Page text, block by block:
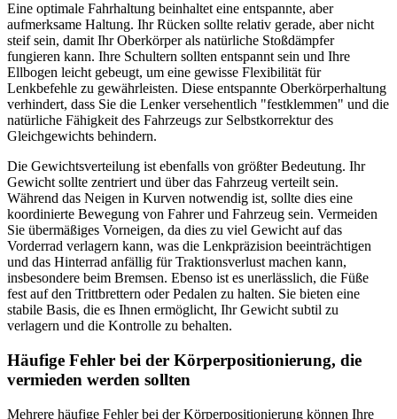
Eine optimale Fahrhaltung beinhaltet eine entspannte, aber
aufmerksame Haltung. Ihr Rücken sollte relativ gerade, aber nicht
steif sein, damit Ihr Oberkörper als natürliche Stoßdämpfer
fungieren kann. Ihre Schultern sollten entspannt sein und Ihre
Ellbogen leicht gebeugt, um eine gewisse Flexibilität für
Lenkbefehle zu gewährleisten. Diese entspannte Oberkörperhaltung
verhindert, dass Sie die Lenker versehentlich "festklemmen" und die
natürliche Fähigkeit des Fahrzeugs zur Selbstkorrektur des
Gleichgewichts behindern.
Die Gewichtsverteilung ist ebenfalls von größter Bedeutung. Ihr
Gewicht sollte zentriert und über das Fahrzeug verteilt sein.
Während das Neigen in Kurven notwendig ist, sollte dies eine
koordinierte Bewegung von Fahrer und Fahrzeug sein. Vermeiden
Sie übermäßiges Vorneigen, da dies zu viel Gewicht auf das
Vorderrad verlagern kann, was die Lenkpräzision beeinträchtigen
und das Hinterrad anfällig für Traktionsverlust machen kann,
insbesondere beim Bremsen. Ebenso ist es unerlässlich, die Füße
fest auf den Trittbrettern oder Pedalen zu halten. Sie bieten eine
stabile Basis, die es Ihnen ermöglicht, Ihr Gewicht subtil zu
verlagern und die Kontrolle zu behalten.
Häufige Fehler bei der Körperpositionierung, die
vermieden werden sollten
Mehrere häufige Fehler bei der Körperpositionierung können Ihre